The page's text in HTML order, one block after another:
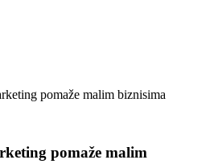
pomaže malim biznisima
pomaže malim